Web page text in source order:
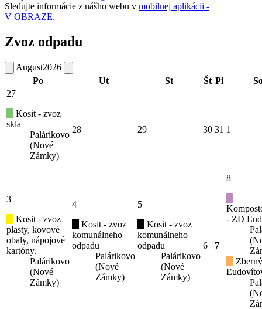
Sledujte informácie z nášho webu v mobilnej aplikácii -
V OBRAZE.
Zvoz odpadu
August2026
Po
Ut St Št Pi
27
Kosit - zvoz
skla
Palárikovo
(Nové
Zámky)
28 29 30 31 1
3
Kosit - zvoz
plasty, kovové
obaly, nápojové
kartóny.
Palárikovo
(Nové
Zámky)
4
Kosit - zvoz
komunálneho
odpadu
Palárikovo
(Nové
Zámky)
5
Kosit - zvoz
komunálneho
odpadu
Palárikovo
(Nové
Zámky)
6 7
8
- ZD